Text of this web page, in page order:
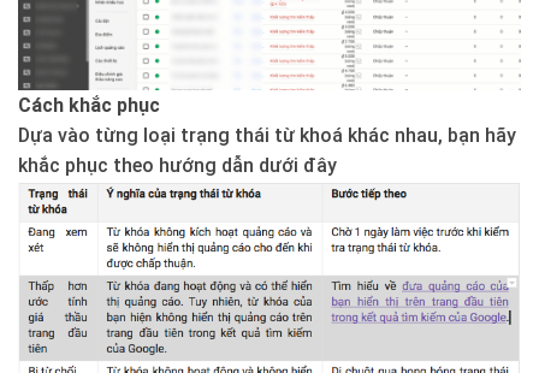
Cách khắc phục
Dựa vào từng loại trạng thái từ khoá khác nhau, bạn hãy
khắc phục theo hướng dẫn dưới đây